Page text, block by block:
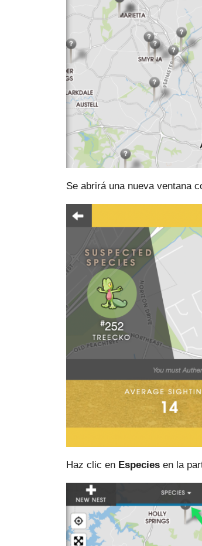
Se abrirá una nueva ventana
Haz clic en Especies en la